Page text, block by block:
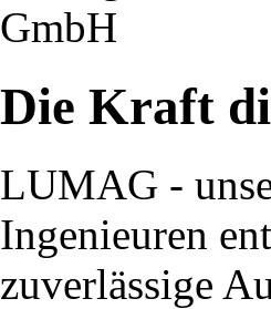
Die Kraft
LUMAG -
Ingenieuren
zuverlässige